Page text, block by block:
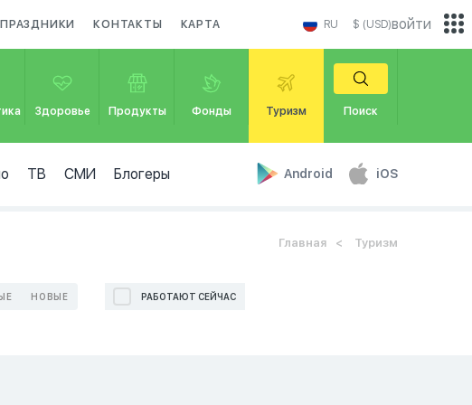
ПРАЗДНИКИ КОНТАКТЫ КАРТА RU $ (USD)
Здоровье Продукты Фонды Туризм Поиск
ТВ СМИ Блогеры Android iOS
войти
Главная Туризм
НОВЫЕ РАБОТАЮТ СЕЙЧАС